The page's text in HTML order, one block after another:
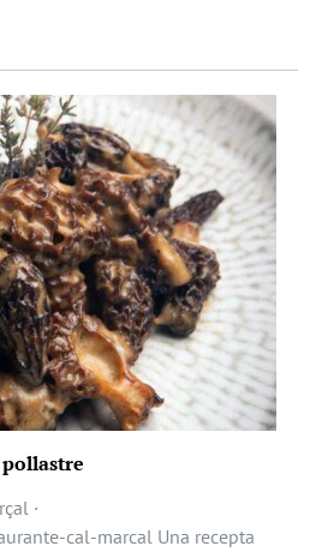
·
cal-marcal Una recepta